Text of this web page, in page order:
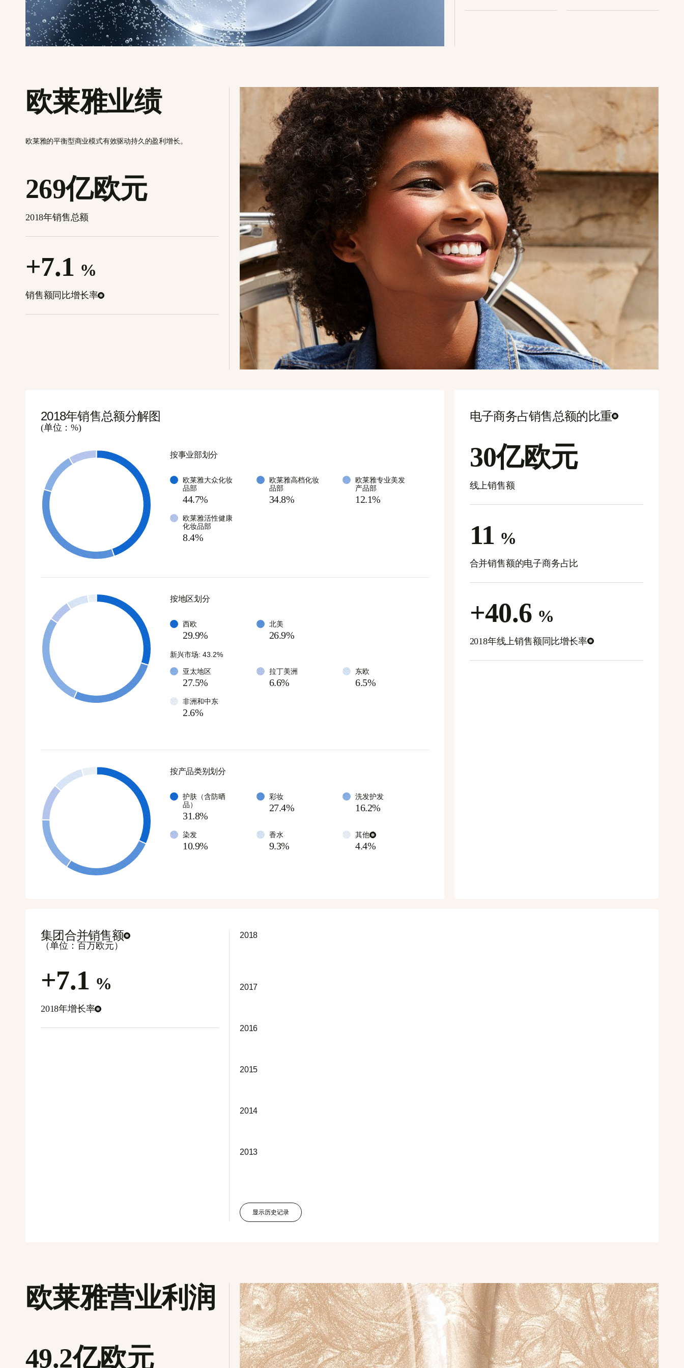
欧莱雅业绩
欧莱雅的平衡型商业模式有效驱动持久的盈利增长。
269亿欧元
2018年销售总额
+7.1 %
销售额同比增长率
2018年销售总额分解图
(单位：%)
按事业部划分
欧莱雅大众化妆
品部
44.7%
欧莱雅高档化妆
品部
34.8%
欧莱雅专业美发
产品部
12.1%
欧莱雅活性健康
化妆品部
8.4%
按地区划分
西欧
29.9%
北美
26.9%
新兴市场: 43.2%
亚太地区
27.5%
拉丁美洲
6.6%
东欧
6.5%
非洲和中东
2.6%
按产品类别划分
护肤（含防晒
品）
31.8%
彩妆
27.4%
洗发护发
16.2%
染发
10.9%
香水
9.3%
其他
4.4%
电子商务占销售总额的比重
30亿欧元
线上销售额
11 %
合并销售额的电子商务占比
+40.6 %
2018年线上销售额同比增长率
集团合并销售额
（单位：百万欧元）
+7.1 %
2018年增长率
2018
2017
2016
2015
2014
2013
显示历史记录
欧莱雅营业利润
49.2亿欧元